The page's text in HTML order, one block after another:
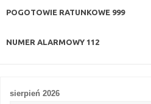
POGOTOWIE RATUNKOWE 999
NUMER ALARMOWY 112
sierpień 2026